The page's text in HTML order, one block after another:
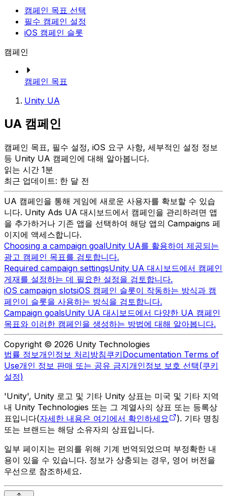
캠페인 목표 선택
필수 캠페인 설정
iOS 캠페인 슬롯
캠페인
캠페인 목표
Unity UA
UA 캠페인
캠페인 목표, 필수 설정, iOS 요구 사항, 세부적인 설정 정보
등 Unity UA 캠페인에 대해 알아봅니다.
읽는 시간 1분
최근 업데이트: 한 달 전
UA 캠페인을 통해 게임에 새로운 사용자를 확보할 수 있습
니다. Unity Ads UA 대시보드에서 캠페인을 관리하려면 앱
을 추가하거나 기존 앱을 선택하여 해당 앱의 Campaigns 페
이지에 액세스합니다.
Choosing a campaign goalUnity UA를 활용하여 제공되는
광고 캠페인 목표를 검토합니다.
Required campaign settingsUnity UA 대시보드에서 캠페인
게재를 설정하는 데 필요한 설정을 검토합니다.
iOS campaign slotsiOS 캠페인 슬롯이 작동하는 방식과 캠
페인이 슬롯을 사용하는 방식을 검토합니다.
Campaign goalsUnity UA 대시보드에서 다양한 UA 캠페인
목표와 이러한 캠페인을 생성하는 방법에 대해 알아봅니다.
Copyright © 2026 Unity Technologies
법률 정보개인정보 처리방침쿠키Documentation Terms of
Use개인 정보 판매 또는 공유 금지개인정보 보호 선택(쿠키
설정)
'Unity', Unity 로고 및 기타 Unity 상표는 미국 및 기타 지역
내 Unity Technologies 또는 그 계열사의 상표 또는 등록상
표입니다(자세한 내용은 여기에서 확인하세요
). 기타 명칭
또는 브랜드는 해당 소유자의 상표입니다.
일부 페이지는 편의를 위해 기계 번역되었으며 부정확한 내
용이 있을 수 있습니다. 정보가 상충되는 경우, 영어 버전을
우선으로 참조하세요.